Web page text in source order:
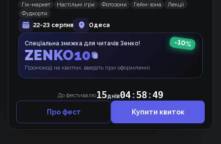
Домогосподарка першого рівня.
Вебкомікс
Закохані мимоволі
Гік-маркет
Настільні ігри Фотозони Гейм-зона
Лекції
Фудкорти
22-23 серпня
Одеса
Спеціальна знижка для читачів Зенко!
ZENKO10
Промокод на квитки, введіть при оформленні
-10%
До фестивалю15днів04:58:49
Про фест Купити квиток